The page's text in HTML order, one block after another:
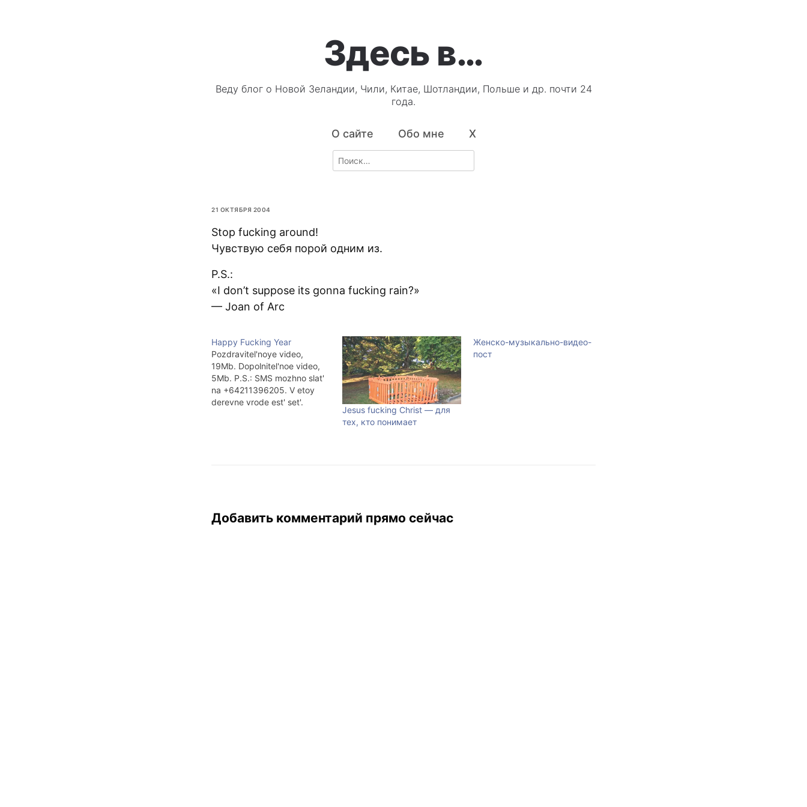
Здесь в…
Веду блог о Новой Зеландии, Чили, Китае, Шотландии, Польше и др. почти 24
года.
О сайте Обо мне X
Search
for:
21 ОКТЯБРЯ 2004
Stop fucking around!
Чувствую себя порой одним из.
P.S.:
«I don’t suppose its gonna fucking rain?»
— Joan of Arc
Happy Fucking Year
Pozdravitel'noye video,
19Mb. Dopolnitel'noe video,
5Mb. P.S.: SMS mozhno slat'
na +64211396205. V etoy
derevne vrode est' set'.
Jesus fucking Christ — для
тех, кто понимает
Женско-музыкально-видео-
пост
Добавить комментарий прямо сейчас